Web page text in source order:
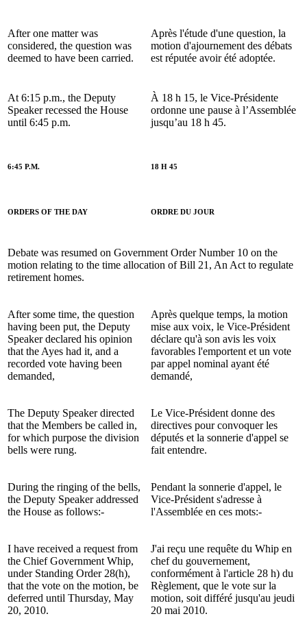
After one matter was
considered, the question was
deemed to have been carried.
Après l'étude d'une question, la
motion d'ajournement des débats
est réputée avoir été adoptée.
At 6:15 p.m., the Deputy
Speaker recessed the House
until 6:45 p.m.
À 18 h 15, le Vice-Présidente
ordonne une pause à l’Assemblée
jusqu’au 18 h 45.
6:45 P.M. 18 H 45
ORDERS OF THE DAY ORDRE DU JOUR
Debate was resumed on Government Order Number 10 on the
motion relating to the time allocation of Bill 21, An Act to regulate
retirement homes.
After some time, the question
having been put, the Deputy
Speaker declared his opinion
that the Ayes had it, and a
recorded vote having been
demanded,
Après quelque temps, la motion
mise aux voix, le Vice-Président
déclare qu'à son avis les voix
favorables l'emportent et un vote
par appel nominal ayant été
demandé,
The Deputy Speaker directed
that the Members be called in,
for which purpose the division
bells were rung.
Le Vice-Président donne des
directives pour convoquer les
députés et la sonnerie d'appel se
fait entendre.
During the ringing of the bells,
the Deputy Speaker addressed
the House as follows:-
Pendant la sonnerie d'appel, le
Vice-Président s'adresse à
l'Assemblée en ces mots:-
I have received a request from
the Chief Government Whip,
under Standing Order 28(h),
that the vote on the motion, be
deferred until Thursday, May
20, 2010.
J'ai reçu une requête du Whip en
chef du gouvernement,
conformément à l'article 28 h) du
Règlement, que le vote sur la
motion, soit différé jusqu'au jeudi
20 mai 2010.